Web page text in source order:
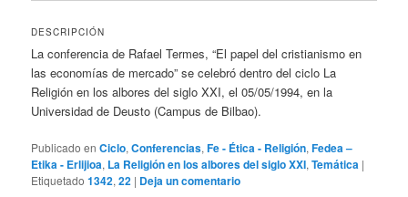
DESCRIPCIÓN
La conferencia de Rafael Termes, “El papel del cristianismo en
las economías de mercado” se celebró dentro del ciclo La
Religión en los albores del siglo XXI, el 05/05/1994, en la
Universidad de Deusto (Campus de Bilbao).
Publicado en Ciclo,Conferencias,Fe - Ética - Religión,Fedea –
Etika - Erlijioa, La Religión en los albores del siglo XXI,Temática |
Etiquetado 1342,22 | Deja un comentario